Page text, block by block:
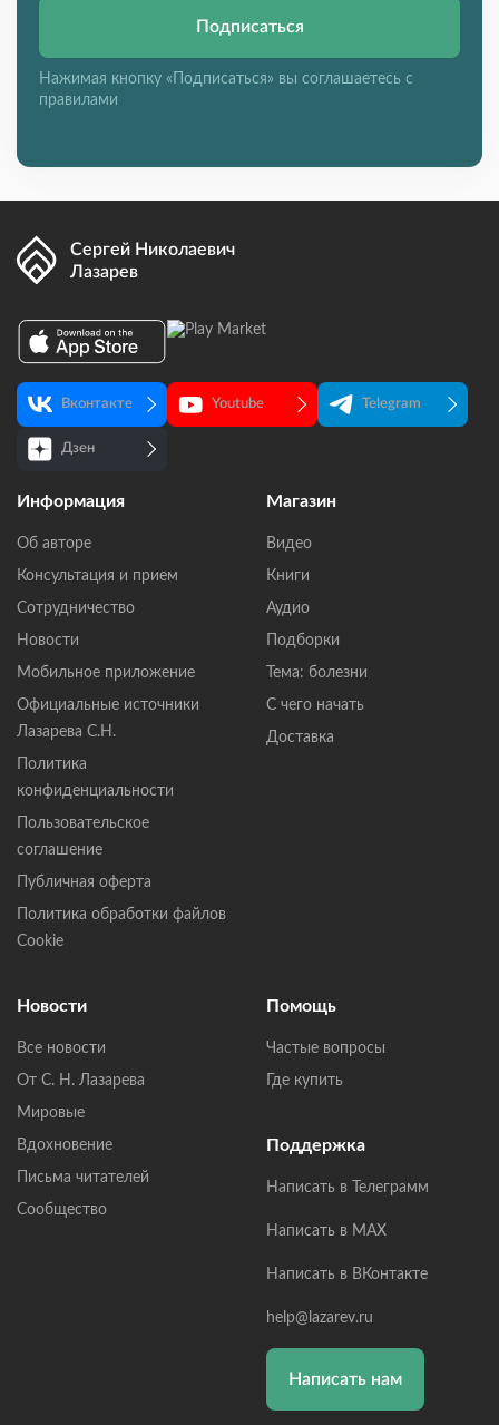
Подписаться
Нажимая кнопку «Подписаться» вы соглашаетесь с
правилами
Сергей Николаевич
Лазарев
Вконтакте Youtube Telegram
Дзен
Информация
Об авторе
Консультация и прием
Сотрудничество
Новости
Мобильное приложение
Официальные источники
Лазарева С.Н.
Политика
конфиденциальности
Пользовательское
соглашение
Публичная оферта
Политика обработки файлов
Cookie
Магазин
Видео
Книги
Аудио
Подборки
Тема: болезни
С чего начать
Доставка
Новости
Все новости
От С. Н. Лазарева
Мировые
Вдохновение
Письма читателей
Сообщество
Помощь
Частые вопросы
Где купить
Поддержка
Написать в Телеграмм
Написать в MAX
Написать в ВКонтакте
help@lazarev.ru
Написать нам